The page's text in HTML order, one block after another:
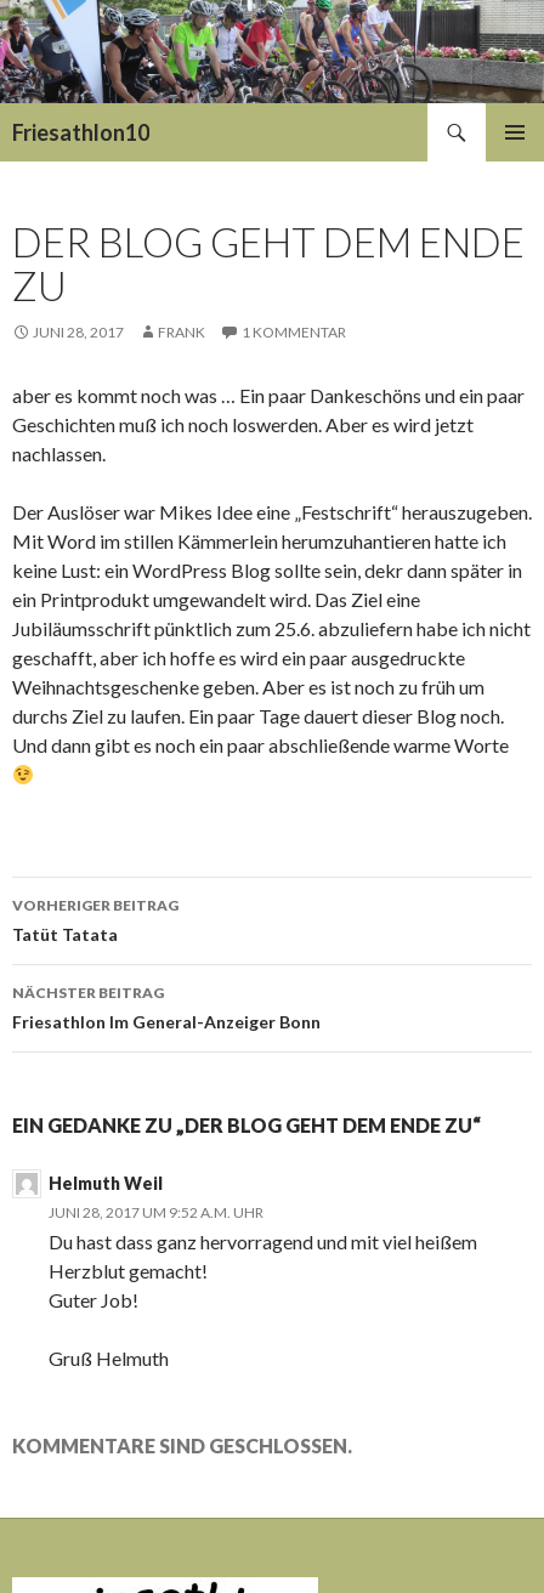
Friesathlon10
DER BLOG GEHT DEM ENDE
ZU
JUNI 28, 2017 FRANK 1 KOMMENTAR
aber es kommt noch was … Ein paar Dankeschöns und ein paar
Geschichten muß ich noch loswerden. Aber es wird jetzt
nachlassen.
Der Auslöser war Mikes Idee eine „Festschrift“ herauszugeben.
Mit Word im stillen Kämmerlein herumzuhantieren hatte ich
keine Lust: ein WordPress Blog sollte sein, dekr dann später in
ein Printprodukt umgewandelt wird. Das Ziel eine
Jubiläumsschrift pünktlich zum 25.6. abzuliefern habe ich nicht
geschafft, aber ich hoffe es wird ein paar ausgedruckte
Weihnachtsgeschenke geben. Aber es ist noch zu früh um
durchs Ziel zu laufen. Ein paar Tage dauert dieser Blog noch.
Und dann gibt es noch ein paar abschließende warme Worte
Beitrags-
Navigation
VORHERIGER BEITRAG
Tatüt Tatata
NÄCHSTER BEITRAG
Friesathlon Im General-Anzeiger Bonn
EIN GEDANKE ZU „DER BLOG GEHT DEM ENDE ZU“
Helmuth Weil
JUNI 28, 2017 UM 9:52 A.M. UHR
Du hast dass ganz hervorragend und mit viel heißem
Herzblut gemacht!
Guter Job!
Gruß Helmuth
KOMMENTARE SIND GESCHLOSSEN.